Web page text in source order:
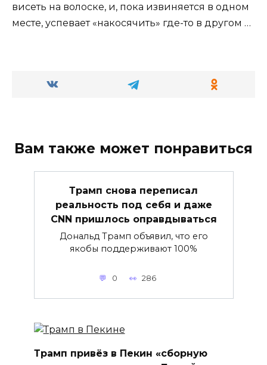
висеть на волоске, и, пока извиняется в одном
месте, успевает «накосячить» где-то в другом …
Вам также может понравиться
Трамп снова переписал
реальность под себя и даже
CNN пришлось оправдываться
Дональд Трамп объявил, что его
якобы поддерживают 100%
0 286
Трамп привёз в Пекин «сборную